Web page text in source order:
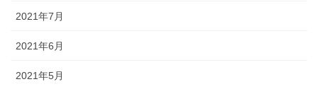
2021年7月
2021年6月
2021年5月